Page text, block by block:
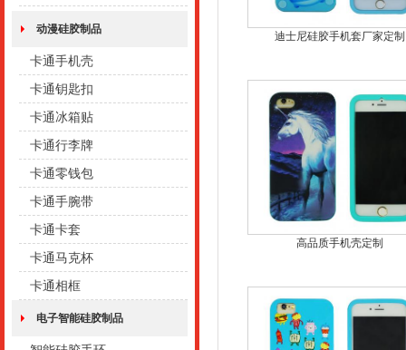
动漫硅胶制品
卡通手机壳
卡通钥匙扣
卡通冰箱贴
卡通行李牌
卡通零钱包
卡通手腕带
卡通卡套
卡通马克杯
卡通相框
电子智能硅胶制品
迪士尼硅胶手机套厂家定制
高品质手机壳定制